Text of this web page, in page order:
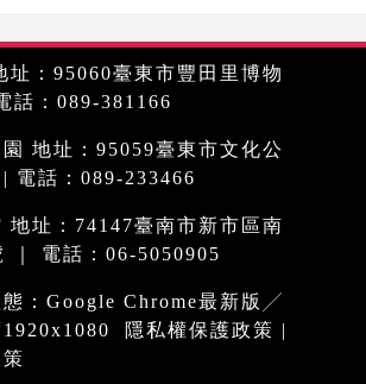
址：95060臺東市豐田里博物
話：089-381166
地址：95059臺東市文化公
電話：089-233466
地址：74147臺南市新市區南
｜ 電話：06-5050905
態：Google Chrome最新版╱
1920x1080
隱私權保護政策 |